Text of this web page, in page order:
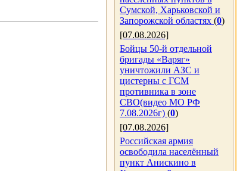
Сумской, Харьковской и
Запорожской областях (0)
[07.08.2026]
Бойцы 50-й отдельной
бригады «Варяг»
уничтожили АЗС и
цистерны с ГСМ
противника в зоне
СВО(видео МО РФ
7.08.2026г) (0)
[07.08.2026]
Российская армия
освободила населённый
пункт Анискино в